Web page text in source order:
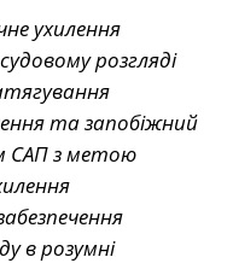
ухилення
розгляді
та запобіжний
САП з метою
в розумні